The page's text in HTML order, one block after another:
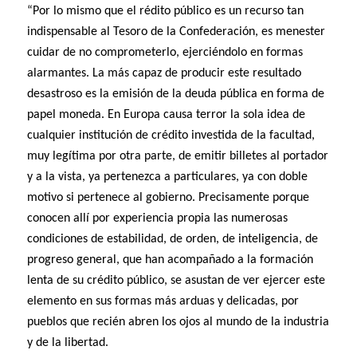
“Por lo mismo que el rédito público es un recurso tan
indispensable al Tesoro de la Confederación, es menester
cuidar de no comprometerlo, ejerciéndolo en formas
alarmantes. La más capaz de producir este resultado
desastroso es la emisión de la deuda pública en forma de
papel moneda. En Europa causa terror la sola idea de
cualquier institución de crédito investida de la facultad,
muy legítima por otra parte, de emitir billetes al portador
y a la vista, ya pertenezca a particulares, ya con doble
motivo si pertenece al gobierno. Precisamente porque
conocen allí por experiencia propia las numerosas
condiciones de estabilidad, de orden, de inteligencia, de
progreso general, que han acompañado a la formación
lenta de su crédito público, se asustan de ver ejercer este
elemento en sus formas más arduas y delicadas, por
pueblos que recién abren los ojos al mundo de la industria
y de la libertad.